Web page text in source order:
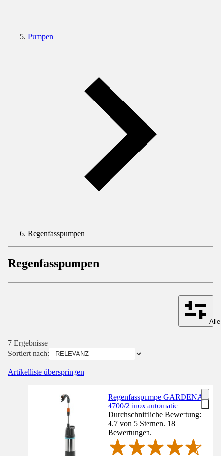
Pumpen
Regenfasspumpen
Regenfasspumpen
7 Ergebnisse
Sortiert nach:
Artikelliste überspringen
Regenfasspumpe GARDENA
4700/2 inox automatic
Durchschnittliche Bewertung:
4.7 von 5 Sternen. 18
Bewertungen.